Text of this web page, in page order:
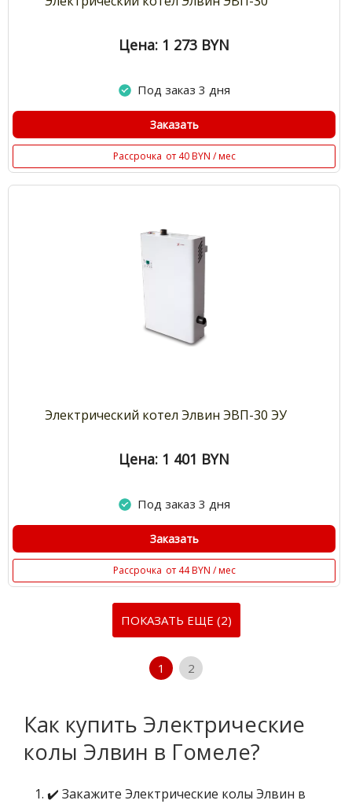
Цена: 1 273 BYN
Под заказ 3 дня
Заказать
Рассрочка от 40 BYN / мес
Электрический котел Элвин ЭВП-30 ЭУ
Цена: 1 401 BYN
Под заказ 3 дня
Заказать
Рассрочка от 44 BYN / мес
ПОКАЗАТЬ ЕЩЕ (2)
1 2
Как купить Электрические
колы Элвин в Гомеле?
✔️ Закажите Электрические колы Элвин в